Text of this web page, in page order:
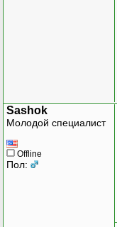
Sashok
Молодой специалист
Offline
Пол: